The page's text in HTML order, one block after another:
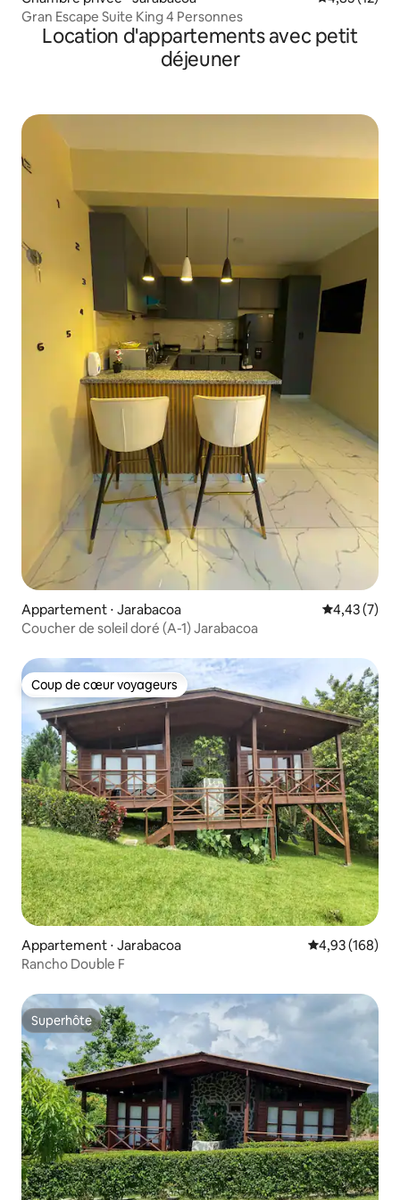
Gran Escape Suite King 4 Personnes
Location d'appartements avec petit
déjeuner
Appartement ⋅ Jarabacoa Évaluation
4,43 (7)
Coucher de soleil doré (A-1) Jarabacoa
Coup de cœur voyageurs
Coup de cœur voyageurs
Appartement ⋅ Jarabacoa Évaluation
4,93 (168)
Rancho Double F
Superhôte
Superhôte